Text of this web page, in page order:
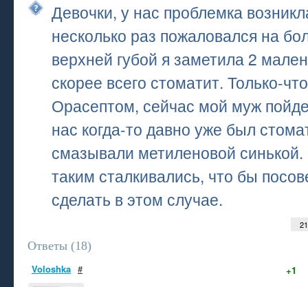
Девочки, у нас проблемка
несколько раз пожаловался на
верхней губой я заметила 2
скорее всего стоматит. Только-
Орасептом, сейчас мой муж
нас когда-то давно уже был
смазывали метиленовой
таким сталкивались, что бы
сделать в этом случае.
Ответы (18)
Voloshka # +1